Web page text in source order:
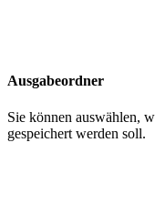
Ausgabeordner
Sie können auswählen,
gespeichert werden soll.